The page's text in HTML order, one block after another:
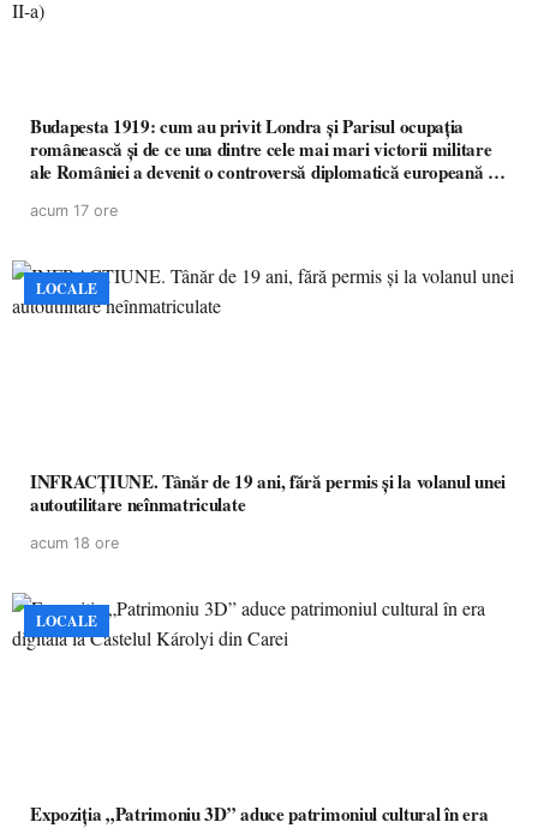
Budapesta 1919: cum au privit Londra și Parisul ocupația
românească și de ce una dintre cele mai mari victorii militare
ale României a devenit o controversă diplomatică europeană (
acum 17 ore
LOCALE
INFRACȚIUNE. Tânăr de 19 ani, fără permis și la volanul unei
autoutilitare neînmatriculate
acum 18 ore
LOCALE
Expoziția „Patrimoniu 3D” aduce patrimoniul cultural în era